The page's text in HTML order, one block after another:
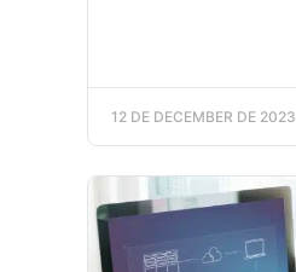
12 DE DECEMBER DE 2023